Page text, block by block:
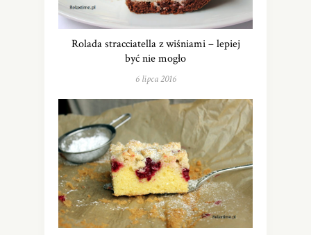
Rolada stracciatella z wiśniami – lepiej
być nie mogło
6 lipca 2016